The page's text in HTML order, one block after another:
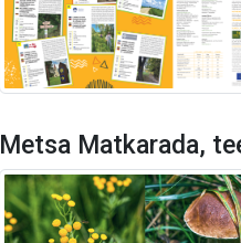
Metsa Matkarada,